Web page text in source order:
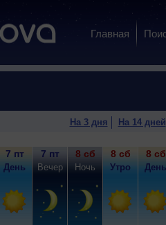
Главная
На 3 дня На 14 дней
7 пт
День
7 пт
Вечер
8 сб
Ночь
8 сб
Утро
8 сб
День